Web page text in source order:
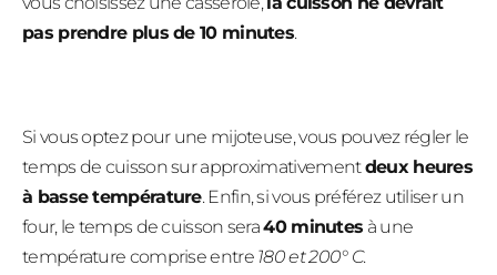
pas prendre plus de 10 minutes.
Si vous optez pour une mijoteuse, vous pouvez régler le
temps de cuisson sur approximativementdeux heures
à basse température. Enfin, si vous préférez utiliser un
four, le temps de cuisson sera40 minutes à une
température comprise entre180 et 200° C.